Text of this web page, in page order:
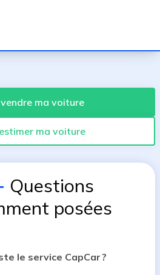
vendre ma voiture
ma voiture
Questions
posées
le service CapCar ?